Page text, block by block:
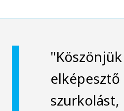
"Köszönjük
elképesztő
szurkolást,